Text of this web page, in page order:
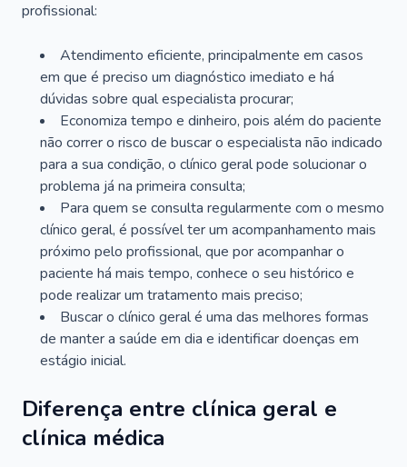
profissional:
Atendimento eficiente, principalmente em casos
em que é preciso um diagnóstico imediato e há
dúvidas sobre qual especialista procurar;
Economiza tempo e dinheiro, pois além do paciente
não correr o risco de buscar o especialista não indicado
para a sua condição, o clínico geral pode solucionar o
problema já na primeira consulta;
Para quem se consulta regularmente com o mesmo
clínico geral, é possível ter um acompanhamento mais
próximo pelo profissional, que por acompanhar o
paciente há mais tempo, conhece o seu histórico e
pode realizar um tratamento mais preciso;
Buscar o clínico geral é uma das melhores formas
de manter a saúde em dia e identificar doenças em
estágio inicial.
Diferença entre clínica geral e
clínica médica